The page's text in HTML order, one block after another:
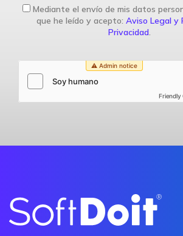
Mediante el envío de mis datos
que he leído y acepto: Aviso Legal y
Privacidad.
Friendly